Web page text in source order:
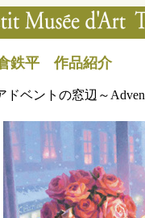
鉄平 作品紹介
ドベントの窓辺～